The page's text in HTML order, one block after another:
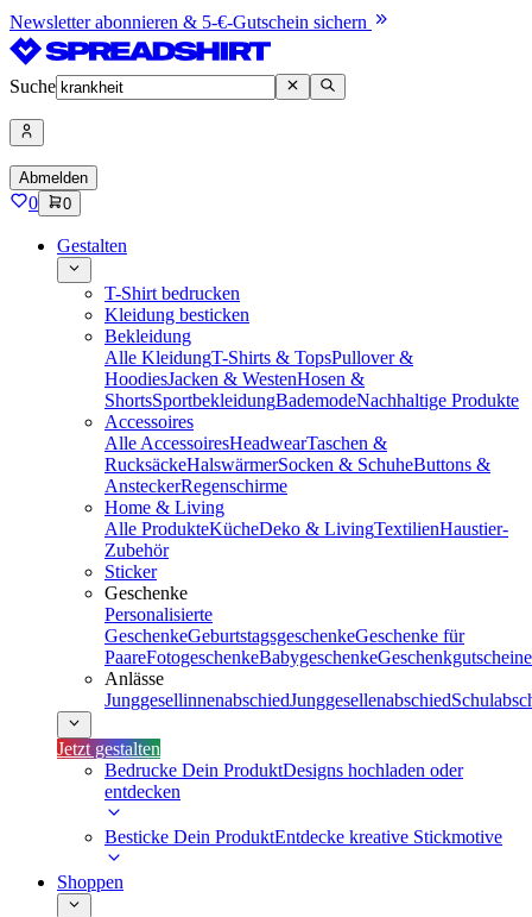
Newsletter abonnieren & 5-€-Gutschein sichern
Suche
Abmelden
0 0
Gestalten
T-Shirt bedrucken
Kleidung besticken
Bekleidung
Alle KleidungT-Shirts & TopsPullover &
HoodiesJacken & WestenHosen &
ShortsSportbekleidungBademodeNachhaltige Produkte
Accessoires
Alle AccessoiresHeadwearTaschen &
RucksäckeHalswärmerSocken & SchuheButtons &
AnsteckerRegenschirme
Home & Living
Alle ProdukteKücheDeko & LivingTextilienHaustier-
Zubehör
Sticker
Geschenke
Personalisierte
GeschenkeGeburtstagsgeschenkeGeschenke für
PaareFotogeschenkeBabygeschenkeGeschenkgutscheine
Anlässe
JunggesellinnenabschiedJunggesellenabschied
Jetzt gestalten
Bedrucke Dein ProduktDesigns hochladen oder
entdecken
Besticke Dein ProduktEntdecke kreative Stickmotive
Shoppen